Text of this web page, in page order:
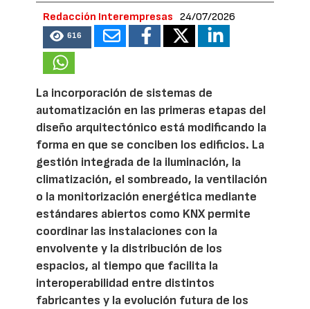
Redacción Interempresas 24/07/2026
616
La incorporación de sistemas de
automatización en las primeras etapas del
diseño arquitectónico está modificando la
forma en que se conciben los edificios. La
gestión integrada de la iluminación, la
climatización, el sombreado, la ventilación
o la monitorización energética mediante
estándares abiertos como KNX permite
coordinar las instalaciones con la
envolvente y la distribución de los
espacios, al tiempo que facilita la
interoperabilidad entre distintos
fabricantes y la evolución futura de los